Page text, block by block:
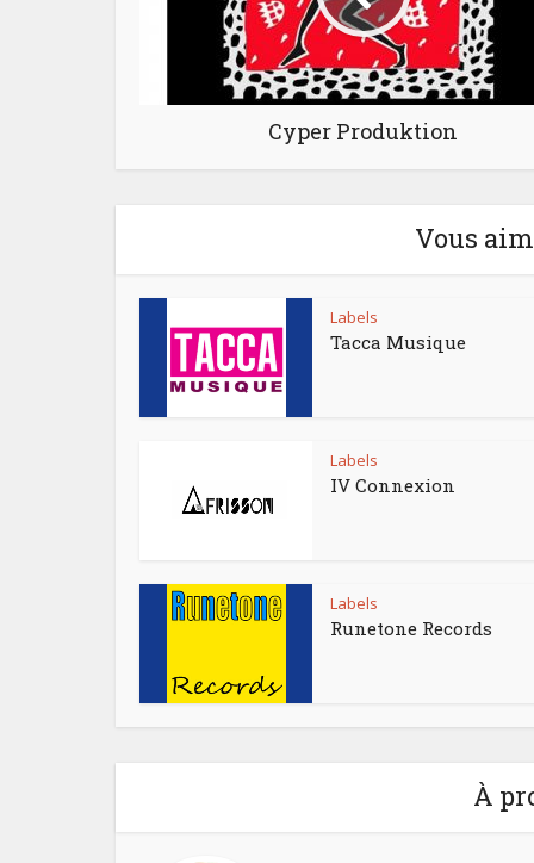
Cyper Produktion
Vous
Labels
Tacca Musique
Labels
IV Connexion
Labels
Runetone Records
À